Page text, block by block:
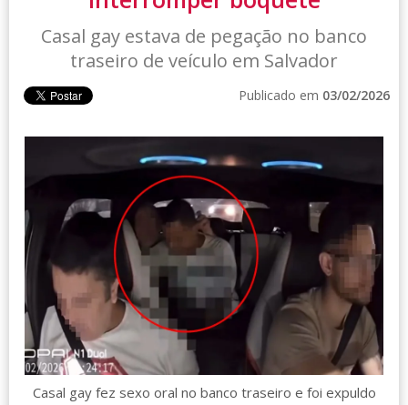
Casal gay estava de pegação no banco
traseiro de veículo em Salvador
Publicado em 03/02/2026
Casal gay fez sexo oral no banco traseiro e foi expuldo